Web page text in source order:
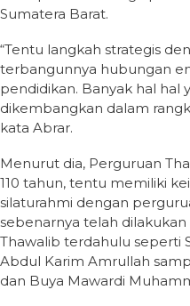
Sumatera Barat.
“Tentu langkah strategis
terbangunnya hubungan
pendidikan. Banyak hal hal
dikembangkan dalam
kata Abrar.
Menurut dia, Perguruan
110 tahun, tentu memiliki
silaturahmi dengan
sebenarnya telah
Thawalib terdahulu seperti
Abdul Karim Amrullah
dan Buya Mawardi